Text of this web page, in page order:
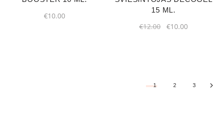
€10.00
15 ML.
€12.00 €10.00
1 2 3